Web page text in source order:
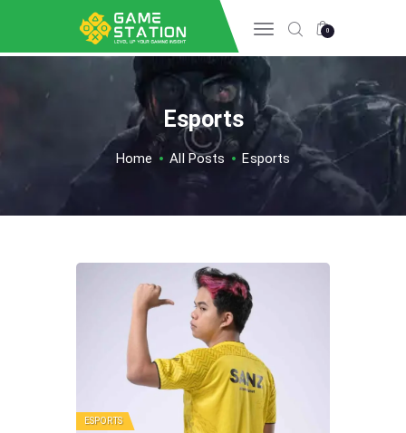
0
Esports
Home All Posts Esports
INFO GAME
ESPORTS
ESPORTS